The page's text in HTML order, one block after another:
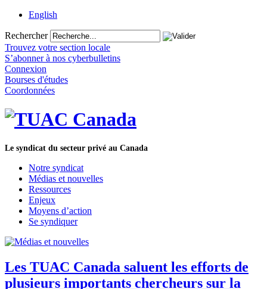
English
Rechercher
Trouvez votre section locale
S’abonner à nos cyberbulletins
Connexion
Bourses d'études
Coordonnées
Le syndicat du secteur privé au Canada
Notre syndicat
Médias et nouvelles
Ressources
Enjeux
Moyens d’action
Se syndiquer
Les TUAC Canada saluent les efforts de
plusieurs importants chercheurs sur la